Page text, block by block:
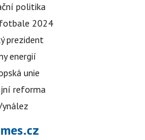
politika
2024
prezident
energií
unie
reforma